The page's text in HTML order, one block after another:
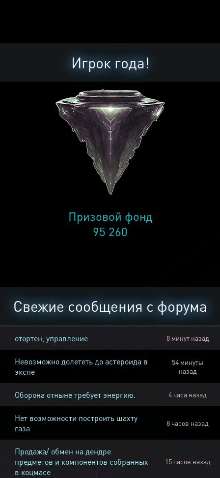
Игрок года!
Призовой фонд
95 260
Свежие сообщения с форума
отортен, управление 8 минут назад
Невозможно долететь до астероида в
экспе
54 минуты
назад
Оборона отныне требует энергию. 4 часа назад
Нет возможности построить шахту
газа
8 часов назад
Продажа/ обмен на дендре
предметов и компонентов собранных
в коцмасе
15 часов назад